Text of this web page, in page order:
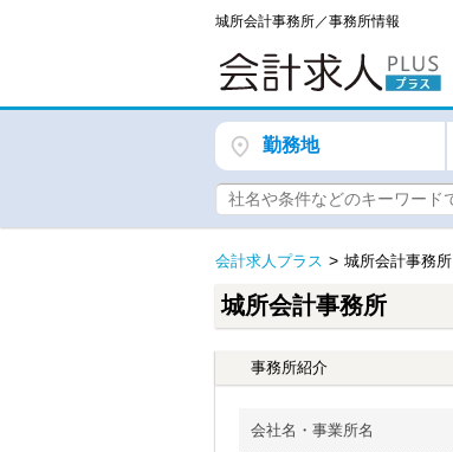
城所会計事務所／事務所情報
勤務地
会計求人プラス 城所会計事務所
城所会計事務所
事務所紹介
会社名・事業所名